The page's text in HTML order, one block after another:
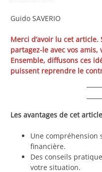
Guido SAVERIO
Merci d’avoir lu cet article.
partagez-le avec vos
Ensemble, diffusons ces
puissent reprendre le
Les avantages de cet
Une compréhension
financière.
Des conseils
votre situation.